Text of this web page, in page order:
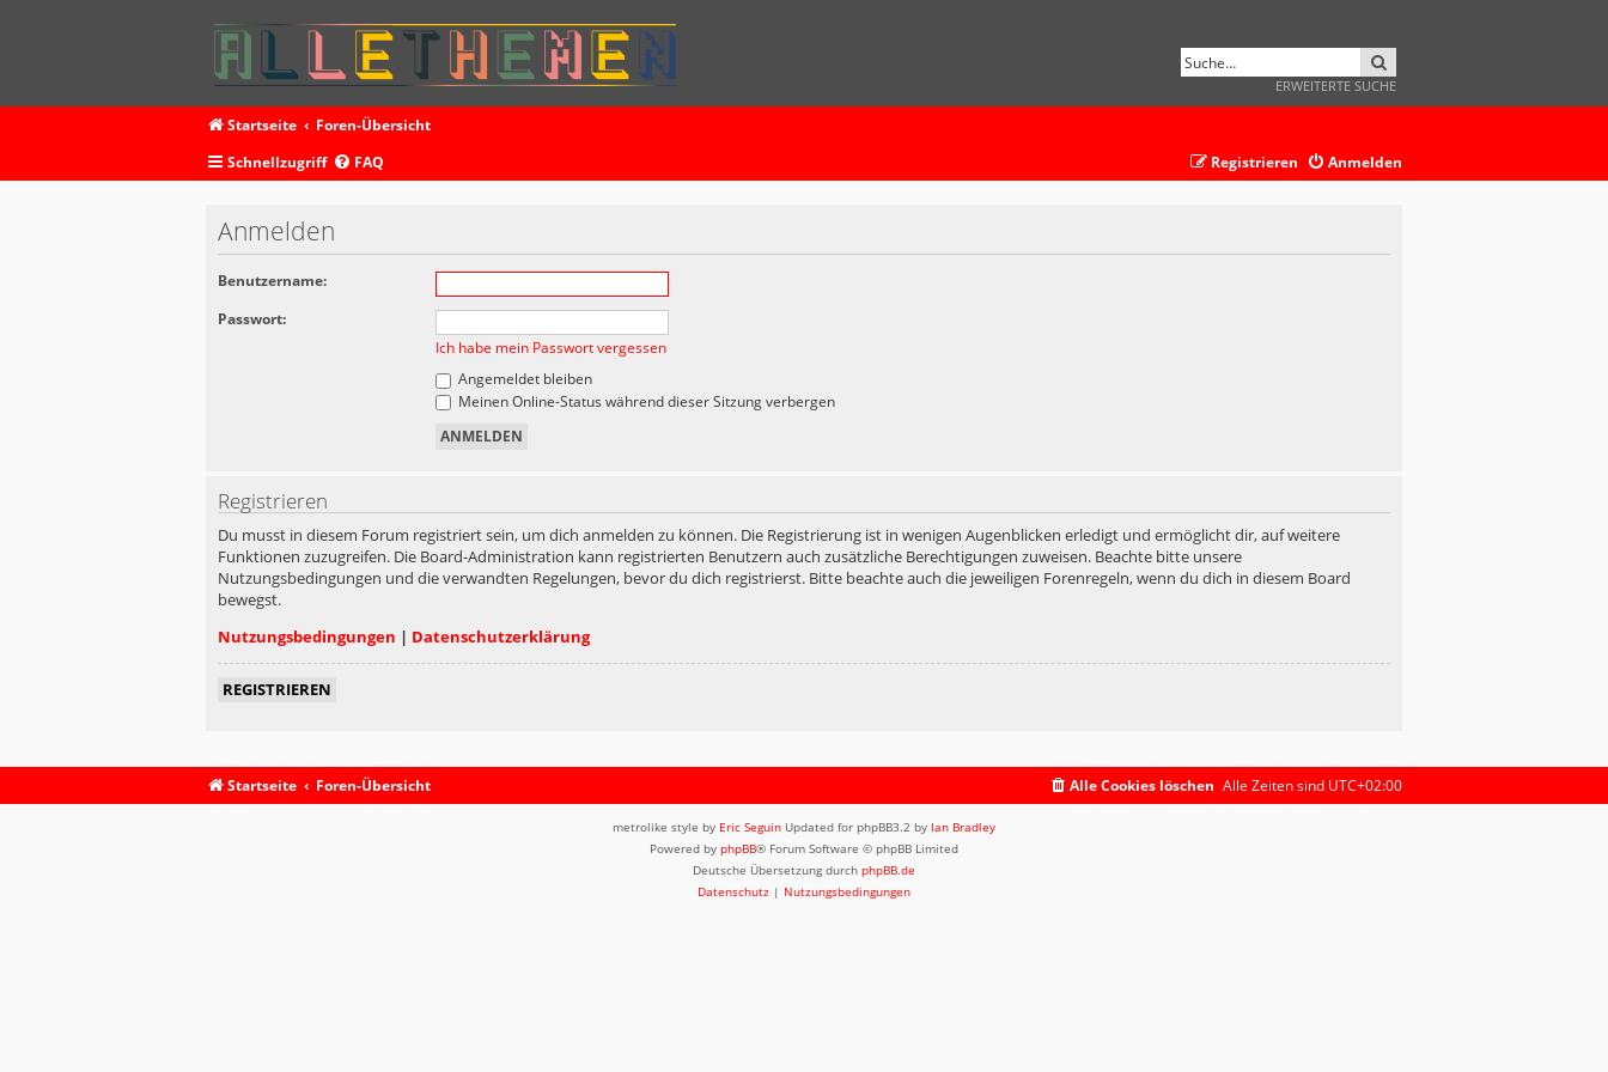
ERWEITERTE SUCHE
Startseite
Foren-Übersicht
Schnellzugriff
FAQ Anmelden
Registrieren
Anmelden
Benutzername:
Passwort:
Ich habe mein Passwort vergessen
Angemeldet bleiben
Meinen Online-Status während dieser Sitzung verbergen
Registrieren
Du musst in diesem Forum registriert sein, um dich anmelden zu können. Die Registrierung ist in wenigen Augenblicken erledigt und ermöglicht dir, auf weitere
Funktionen zuzugreifen. Die Board-Administration kann registrierten Benutzern auch zusätzliche Berechtigungen zuweisen. Beachte bitte unsere
Nutzungsbedingungen und die verwandten Regelungen, bevor du dich registrierst. Bitte beachte auch die jeweiligen Forenregeln, wenn du dich in diesem Board
bewegst.
Nutzungsbedingungen | Datenschutzerklärung
REGISTRIEREN
Startseite Foren-Übersicht Alle Zeiten sind UTC+02:00
Alle Cookies löschen
metrolike style by Eric Seguin Updated for phpBB3.2 by Ian Bradley
Powered by phpBB® Forum Software © phpBB Limited
Deutsche Übersetzung durch phpBB.de
Datenschutz | Nutzungsbedingungen